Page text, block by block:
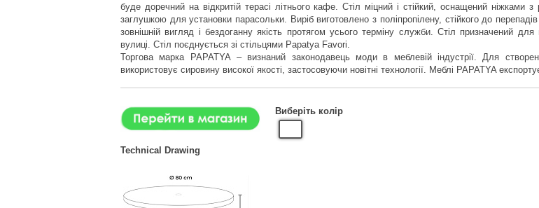
буде доречний на відкритій терасі літнього кафе. Стіл міцний і стійкий, оснащений
заглушкою для установки парасольки. Виріб виготовлено з поліпропілену, стійкого до
зовнішній вигляд і бездоганну якість протягом усього терміну служби. Стіл призначений
вулиці. Стіл поєднується зі стільцями Papatya Favori.
Торгова марка PAPATYA – визнаний законодавець моди в меблевій індустрії. Для
використовує сировину високої якості, застосовуючи новітні технології. Меблі PAPATYA
Виберіть колір
Technical Drawing